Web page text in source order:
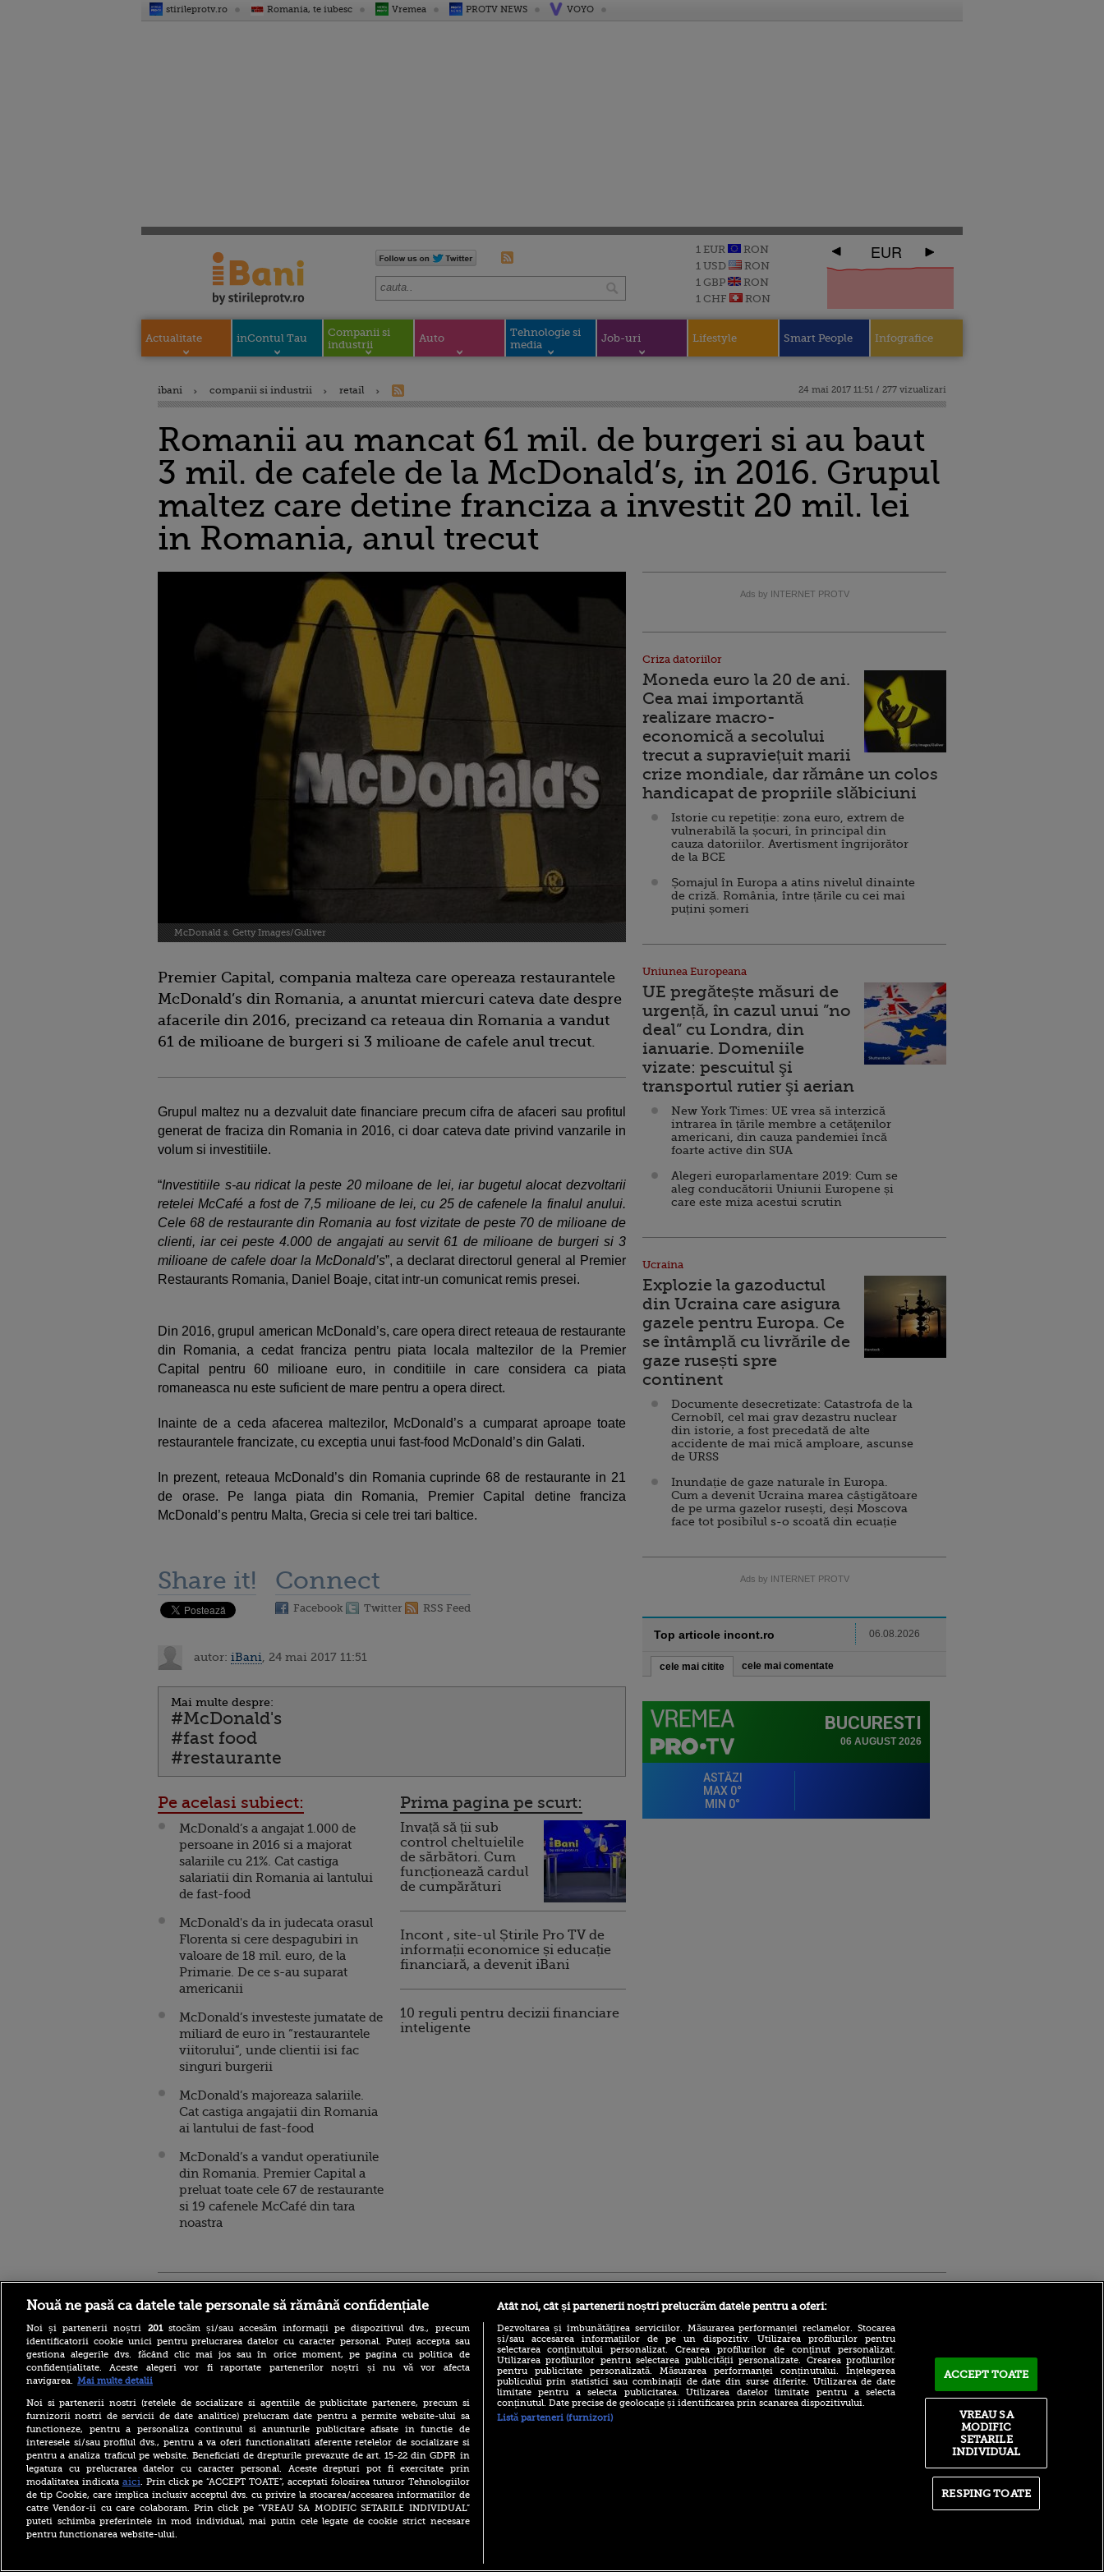
stirileprotv.ro Romania, te iubesc Vremea PROTV NEWS VOYO
1 EUR
RON
1 USD
RON
1 GBP
RON
1 CHF
RON
EUR
Actualitate inContul Tau
Companii si
industrii
Auto
Tehnologie si
media
Job-uri Lifestyle Smart People Infografice
ibani companii si industrii retail 24 mai 2017 11:51 / 277 vizualizari
Romanii au mancat 61 mil. de burgeri si au baut
3 mil. de cafele de la McDonald’s, in 2016. Grupul
maltez care detine franciza a investit 20 mil. lei
in Romania, anul trecut
McDonald s. Getty Images/Guliver
Premier Capital, compania malteza care opereaza restaurantele
McDonald’s din Romania, a anuntat miercuri cateva date despre
afacerile din 2016, precizand ca reteaua din Romania a vandut
61 de milioane de burgeri si 3 milioane de cafele anul trecut.
Grupul maltez nu a dezvaluit date financiare precum cifra de afaceri sau profitul
generat de fraciza din Romania in 2016, ci doar cateva date privind vanzarile in
volum si investitiile.
“Investitiile s-au ridicat la peste 20 miloane de lei, iar bugetul alocat dezvoltarii
retelei McCafé a fost de 7,5 milioane de lei, cu 25 de cafenele la finalul anului.
Cele 68 de restaurante din Romania au fost vizitate de peste 70 de milioane de
clienti, iar cei peste 4.000 de angajati au servit 61 de milioane de burgeri si 3
milioane de cafele doar la McDonald’s”, a declarat directorul general al Premier
Restaurants Romania, Daniel Boaje, citat intr-un comunicat remis presei.
Din 2016, grupul american McDonald’s, care opera direct reteaua de restaurante
din Romania, a cedat franciza pentru piata locala maltezilor de la Premier
Capital pentru 60 milioane euro, in conditiile in care considera ca piata
romaneasca nu este suficient de mare pentru a opera direct.
Inainte de a ceda afacerea maltezilor, McDonald’s a cumparat aproape toate
restaurantele francizate, cu exceptia unui fast-food McDonald’s din Galati.
In prezent, reteaua McDonald’s din Romania cuprinde 68 de restaurante in 21
de orase. Pe langa piata din Romania, Premier Capital detine franciza
McDonald’s pentru Malta, Grecia si cele trei tari baltice.
Share it! Connect
Facebook Twitter RSS Feed
autor: iBani , 24 mai 2017 11:51
Mai multe despre:
#McDonald's
#fast food
#restaurante
Pe acelasi subiect:
McDonald’s a angajat 1.000 de
persoane in 2016 si a majorat
salariile cu 21%. Cat castiga
salariatii din Romania ai lantului
de fast-food
McDonald's da in judecata orasul
Florenta si cere despagubiri in
valoare de 18 mil. euro, de la
Primarie. De ce s-au suparat
americanii
McDonald’s investeste jumatate de
miliard de euro in “restaurantele
viitorului”, unde clientii isi fac
singuri burgerii
McDonald’s majoreaza salariile.
Cat castiga angajatii din Romania
ai lantului de fast-food
McDonald’s a vandut operatiunile
din Romania. Premier Capital a
preluat toate cele 67 de restaurante
si 19 cafenele McCafé din tara
noastra
Prima pagina pe scurt:
Invață să ții sub
control cheltuielile
de sărbători. Cum
funcționează cardul
de cumpărături
Incont , site-ul Știrile Pro TV de
informații economice și educație
financiară, a devenit iBani
10 reguli pentru decizii financiare
inteligente
Ads by INTERNET PROTV
Criza datoriilor
Moneda euro la 20 de ani.
Cea mai importantă
realizare macro-
economică a secolului
trecut a supraviețuit marii
crize mondiale, dar rămâne un colos
handicapat de propriile slăbiciuni
Istorie cu repetiție: zona euro, extrem de
vulnerabilă la șocuri, în principal din
cauza datoriilor. Avertisment îngrijorător
de la BCE
Șomajul în Europa a atins nivelul dinainte
de criză. România, între țările cu cei mai
puțini șomeri
Uniunea Europeana
UE pregătește măsuri de
urgență, în cazul unui ”no
deal” cu Londra, din
ianuarie. Domeniile
vizate: pescuitul şi
transportul rutier şi aerian
New York Times: UE vrea să interzică
intrarea în țările membre a cetăţenilor
americani, din cauza pandemiei încă
foarte active din SUA
Alegeri europarlamentare 2019: Cum se
aleg conducătorii Uniunii Europene și
care este miza acestui scrutin
Ucraina
Explozie la gazoductul
din Ucraina care asigura
gazele pentru Europa. Ce
se întâmplă cu livrările de
gaze rusești spre
continent
Documente desecretizate: Catastrofa de la
Cernobîl, cel mai grav dezastru nuclear
din istorie, a fost precedată de alte
accidente de mai mică amploare, ascunse
de URSS
Inundație de gaze naturale în Europa.
Cum a devenit Ucraina marea câștigătoare
de pe urma gazelor rusești, deși Moscova
face tot posibilul s-o scoată din ecuație
Ads by INTERNET PROTV
Top articole incont.ro 06.08.2026
cele mai citite cele mai comentate
cazul avionului cargo
ucrainean din Germania
vizat de o dronă explozivă.
Ce neagă autoritățile
O familie care a plătit 3.500
de euro pentru o vacanță în
Bulgaria a primit un SMS
înainte să plece: „Nu
mergeți la aeroport”
Se construiește cea mai
înaltă clădire din lume.
(P) Descoperă Lumea
Evenimentelor din România
Românul acționar la
"Revoluție" la CFR Cluj după
Nouă ne pasă ca datele tale personale să rămână confidențiale
Noi și partenerii noștri 201stocăm și/sau accesăm informații pe dispozitivul dvs., precum
identificatorii cookie unici pentru prelucrarea datelor cu caracter personal. Puteți accepta sau
gestiona alegerile dvs. făcând clic mai jos sau în orice moment, pe pagina cu politica de
confidențialitate. Aceste alegeri vor fi raportate partenerilor noștri și nu vă vor afecta
navigarea. Mai multe detalii
Noi si partenerii nostri (retelele de socializare si agentiile de publicitate partenere, precum si
furnizorii nostri de servicii de date analitice) prelucram date pentru a permite website-ului sa
functioneze, pentru a personaliza continutul si anunturile publicitare afisate in functie de
interesele si/sau profilul dvs., pentru a va oferi functionalitati aferente retelelor de socializare si
pentru a analiza traficul pe website. Beneficiati de drepturile prevazute de art. 15-22 din GDPR in
legatura cu prelucrarea datelor cu caracter personal. Aceste drepturi pot fi exercitate prin
modalitatea indicata aici. Prin click pe “ACCEPT TOATE”, acceptati folosirea tuturor Tehnologiilor
de tip Cookie, care implica inclusiv acceptul dvs. cu privire la stocarea/accesarea informatiilor de
catre Vendor-ii cu care colaboram. Prin click pe “VREAU SA MODIFIC SETARILE INDIVIDUAL”
puteti schimba preferintele in mod individual, mai putin cele legate de cookie strict necesare
pentru functionarea website-ului.
Atât noi, cât și partenerii noștri prelucrăm datele pentru a oferi:
Dezvoltarea și îmbunătățirea serviciilor. Măsurarea performanței reclamelor. Stocarea
și/sau accesarea informațiilor de pe un dispozitiv. Utilizarea profilurilor pentru
selectarea conținutului personalizat. Crearea profilurilor de conținut personalizat.
Utilizarea profilurilor pentru selectarea publicității personalizate. Crearea profilurilor
pentru publicitate personalizată. Măsurarea performanței conținutului. Înțelegerea
publicului prin statistici sau combinații de date din surse diferite. Utilizarea de date
limitate pentru a selecta publicitatea. Utilizarea datelor limitate pentru a selecta
conținutul. Date precise de geolocație și identificarea prin scanarea dispozitivului.
Listă parteneri (furnizori)
ACCEPT TOATE
RESPING TOATE
VREAU SA
MODIFIC
SETARILE
INDIVIDUAL